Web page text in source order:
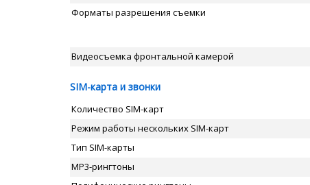
Форматы разрешения съемки
Видеосъемка фронтальной камерой
SIM-карта и звонки
Количество SIM-карт
Режим работы нескольких SIM-карт
Тип SIM-карты
MP3-рингтоны